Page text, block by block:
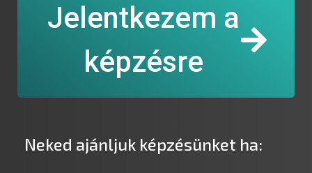
Jelentkezem a
képzésre
Neked ajánljuk képzésünket ha: